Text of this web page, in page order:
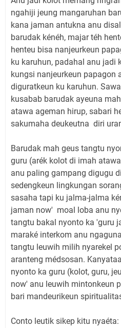
ngahiji jeung mangaruhan
kana jaman antukna anu
barudak kénéh, majar téh
henteu bisa nanjeurkeun
ku karuhun, padahal anu jadi
kungsi nanjeurkeun papagon
diguratkeun ku karuhun.
kusabab barudak ayeuna
atawa ageman hirup, sabari
sakumaha deukeutna diri
Barudak mah geus tangtu
guru (arék kolot di imah
anu paling gampang digugu
sedengkeun lingkungan
sasaha tapi ku jalma-jalma
jaman now' moal loba anu
tangtu bakal nyonto ka 'guru
maraké interkom anu
tangtu leuwih milih nyarekel
aranteng médsosan.
nyonto ka guru (kolot, guru,
now' anu leuwih mintonkeun
bari mandeurikeun
Conto leutik sikep kitu